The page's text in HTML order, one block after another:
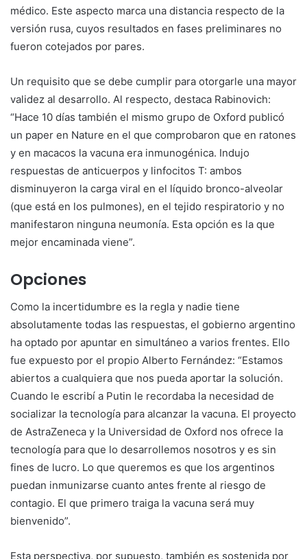
médico. Este aspecto marca una distancia respecto de la
versión rusa, cuyos resultados en fases preliminares no
fueron cotejados por pares.
Un requisito que se debe cumplir para otorgarle una mayor
validez al desarrollo. Al respecto, destaca Rabinovich:
“Hace 10 días también el mismo grupo de Oxford publicó
un paper en Nature en el que comprobaron que en ratones
y en macacos la vacuna era inmunogénica. Indujo
respuestas de anticuerpos y linfocitos T: ambos
disminuyeron la carga viral en el líquido bronco-alveolar
(que está en los pulmones), en el tejido respiratorio y no
manifestaron ninguna neumonía. Esta opción es la que
mejor encaminada viene”.
Opciones
Como la incertidumbre es la regla y nadie tiene
absolutamente todas las respuestas, el gobierno argentino
ha optado por apuntar en simultáneo a varios frentes. Ello
fue expuesto por el propio Alberto Fernández: “Estamos
abiertos a cualquiera que nos pueda aportar la solución.
Cuando le escribí a Putin le recordaba la necesidad de
socializar la tecnología para alcanzar la vacuna. El proyecto
de AstraZeneca y la Universidad de Oxford nos ofrece la
tecnología para que lo desarrollemos nosotros y es sin
fines de lucro. Lo que queremos es que los argentinos
puedan inmunizarse cuanto antes frente al riesgo de
contagio. El que primero traiga la vacuna será muy
bienvenido”.
Esta perspectiva, por supuesto, también es sostenida por